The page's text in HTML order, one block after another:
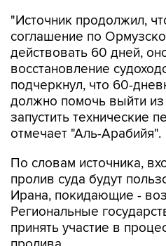
"Источник продолжил,
соглашение по
действовать 60 дней,
восстановление
подчеркнул, что 60-
должно помочь выйти
запустить технические
отмечает "Аль-Арабийя".
По словам источника,
пролив суда будут
Ирана, покидающие -
Региональные
принять участие в